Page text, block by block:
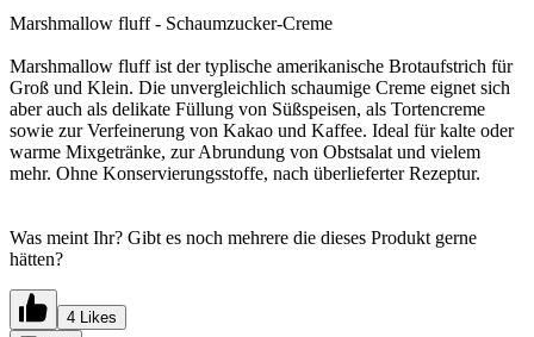
Marshmallow fluff - Schaumzucker-Creme
Marshmallow fluff ist der typlische amerikanische Brotaufstrich für
Groß und Klein. Die unvergleichlich schaumige Creme eignet sich
aber auch als delikate Füllung von Süßspeisen, als Tortencreme
sowie zur Verfeinerung von Kakao und Kaffee. Ideal für kalte oder
warme Mixgetränke, zur Abrundung von Obstsalat und vielem
mehr. Ohne Konservierungsstoffe, nach überlieferter Rezeptur.
Was meint Ihr? Gibt es noch mehrere die dieses Produkt gerne
hätten?
4 Likes